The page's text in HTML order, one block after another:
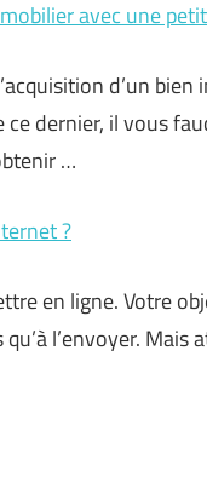
avec une
d’un
dernier, il vous
…
?
en ligne. Votre
l’envoyer.